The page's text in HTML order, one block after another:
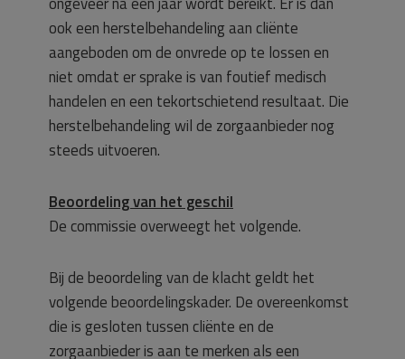
ook een herstelbehandeling aan cliënte
aangeboden om de onvrede op te lossen en
niet omdat er sprake is van foutief medisch
handelen en een tekortschietend resultaat. Die
herstelbehandeling wil de zorgaanbieder nog
steeds uitvoeren.
Beoordeling van het geschil
De commissie overweegt het volgende.
Bij de beoordeling van de klacht geldt het
volgende beoordelingskader. De overeenkomst
die is gesloten tussen cliënte en de
zorgaanbieder is aan te merken als een